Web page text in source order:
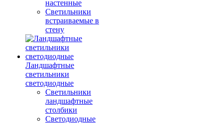
настенные
Светильники
встраиваемые в
стену
Ландшафтные
светильники
светодиодные
Светильники
ландшафтные
столбики
Светодиодные